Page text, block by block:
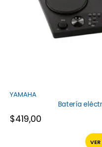
YAMAHA
Batería
$419,00